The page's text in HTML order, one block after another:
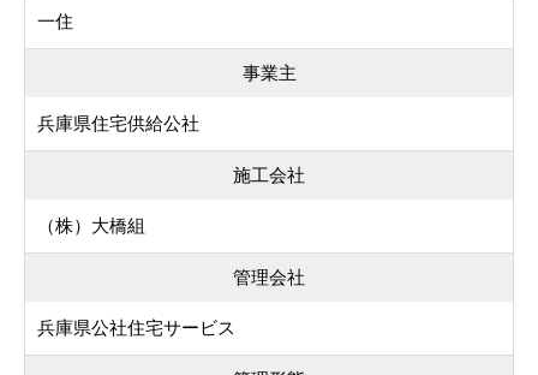
一住
事業主
兵庫県住宅供給公社
施工会社
（株）大橋組
管理会社
兵庫県公社住宅サービス